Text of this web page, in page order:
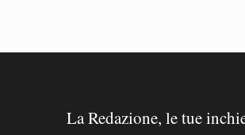
La Redazione, le tue